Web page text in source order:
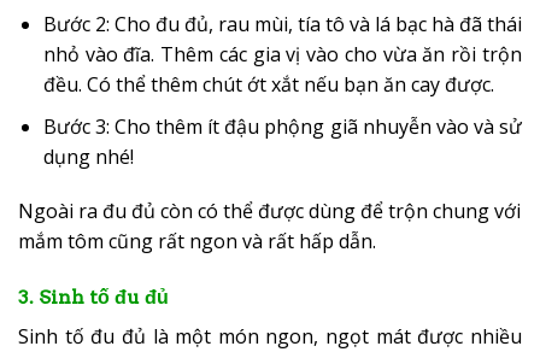
Bước 2: Cho đu đủ, rau mùi, tía tô và lá bạc hà đã thái
nhỏ vào đĩa. Thêm các gia vị vào cho vừa ăn rồi trộn
đều. Có thể thêm chút ớt xắt nếu bạn ăn cay được.
Bước 3: Cho thêm ít đậu phộng giã nhuyễn vào và sử
dụng nhé!
Ngoài ra đu đủ còn có thể được dùng để trộn chung với
mắm tôm cũng rất ngon và rất hấp dẫn.
3. Sinh tố đu đủ
Sinh tố đu đủ là một món ngon, ngọt mát được nhiều